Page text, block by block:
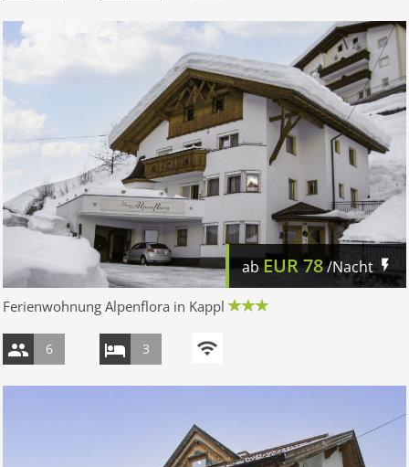
abEUR78/Nacht
Ferienwohnung Alpenflora in Kappl
6 3